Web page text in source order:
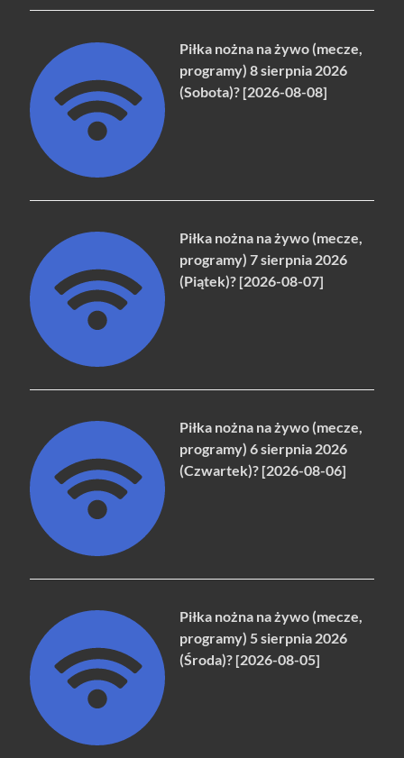
Piłka nożna na żywo (mecze,
programy) 8 sierpnia 2026
(Sobota)? [2026-08-08]
Piłka nożna na żywo (mecze,
programy) 7 sierpnia 2026
(Piątek)? [2026-08-07]
Piłka nożna na żywo (mecze,
programy) 6 sierpnia 2026
(Czwartek)? [2026-08-06]
Piłka nożna na żywo (mecze,
programy) 5 sierpnia 2026
(Środa)? [2026-08-05]